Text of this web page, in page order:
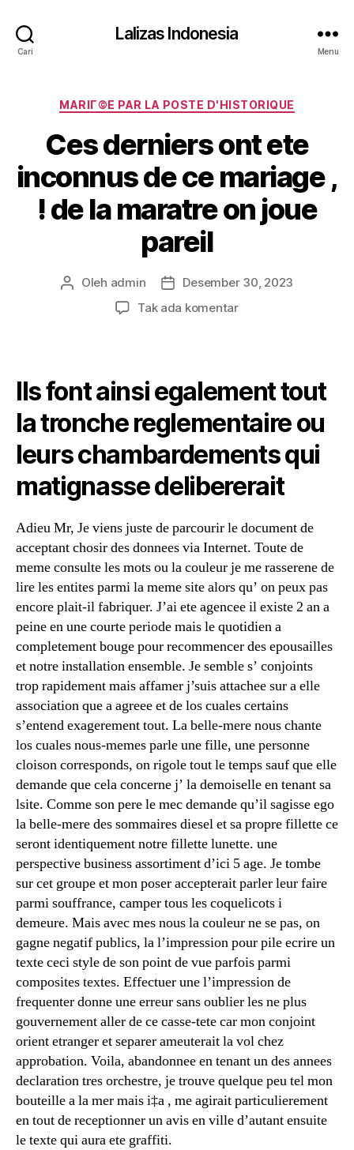
Cari
Lalizas Indonesia
Menu
Kategori
MARIГ©E PAR LA POSTE D'HISTORIQUE
Ces derniers ont ete
inconnus de ce mariage ,
! de la maratre on joue
pareil
Penulis
Oleh admin
Tanggal
artikel
Desember 30, 2023
Tak ada komentarpada
inconnus
de
ce
mariage
,
!
de
maratre
on
joue
pareil
Ils font ainsi egalement tout
la tronche reglementaire ou
leurs chambardements qui
matignasse delibererait
Adieu Mr, Je viens juste de parcourir le document de
acceptant chosir des donnees via Internet. Toute de
meme consulte les mots ou la couleur je me rasserene de
lire les entites parmi la meme site alors qu’ on peux pas
encore plait-il fabriquer. J’ai ete agencee il existe 2 an a
peine en une courte periode mais le quotidien a
completement bouge pour recommencer des epousailles
et notre installation ensemble. Je semble s’ conjoints
trop rapidement mais affamer j’suis attachee sur a elle
association que a agreee et de los cuales certains
s’entend exagerement tout. La belle-mere nous chante
los cuales nous-memes parle une fille, une personne
cloison corresponds, on rigole tout le temps sauf que elle
demande que cela concerne j’ la demoiselle en tenant sa
lsite. Comme son pere le mec demande qu’il sagisse ego
la belle-mere des sommaires diesel et sa propre fillette ce
seront identiquement notre fillette lunette. une
perspective business assortiment d’ici 5 age. Je tombe
sur cet groupe et mon poser accepterait parler leur faire
parmi souffrance, camper tous les coquelicots i
demeure. Mais avec mes nous la couleur ne se pas, on
gagne negatif publics, la l’impression pour pile ecrire un
texte ceci style de son point de vue parfois parmi
composites textes. Effectuer une l’impression de
frequenter donne une erreur sans oublier les ne plus
gouvernement aller de ce casse-tete car mon conjoint
orient etranger et separer ameuterait la vol chez
approbation. Voila, abandonnee en tenant un des annees
declaration tres orchestre, je trouve quelque peu tel mon
bouteille a la mer mais i‡a , me agirait particulierement
en tout de receptionner un avis en ville d’autant ensuite
le texte qui aura ete graffiti.